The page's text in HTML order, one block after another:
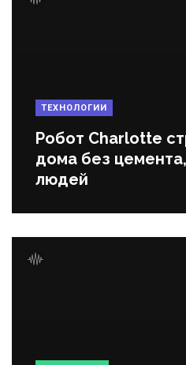
ТЕХНОЛОГИИ
Робот Charlotte
дома без
людей